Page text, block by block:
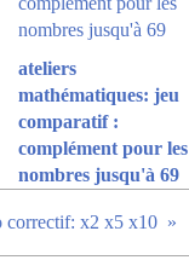
ateliers
mathématiques: jeu
comparatif :
complément pour les
nombres jusqu'à 69
correctif: x2 x5 x10